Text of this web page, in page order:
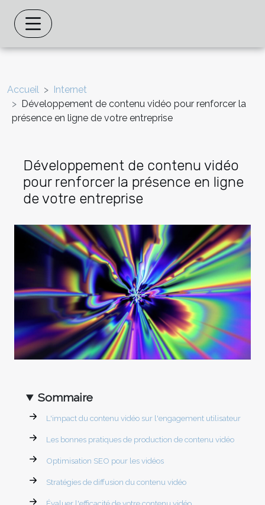
Accueil
Internet
Développement de contenu vidéo pour renforcer la
présence en ligne de votre entreprise
Développement de contenu vidéo
pour renforcer la présence en ligne
de votre entreprise
Sommaire
L'impact du contenu vidéo sur l'engagement utilisateur
Les bonnes pratiques de production de contenu vidéo
Optimisation SEO pour les vidéos
Stratégies de diffusion du contenu vidéo